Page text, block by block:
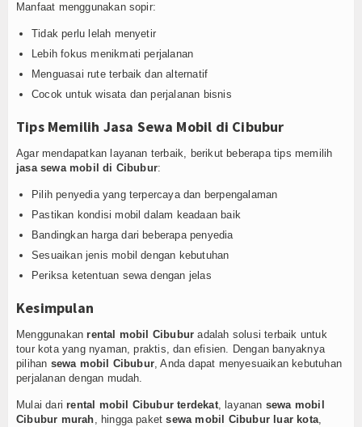
Manfaat menggunakan sopir:
Tidak perlu lelah menyetir
Lebih fokus menikmati perjalanan
Menguasai rute terbaik dan alternatif
Cocok untuk wisata dan perjalanan bisnis
Tips Memilih Jasa Sewa Mobil di Cibubur
Agar mendapatkan layanan terbaik, berikut beberapa tips memilih
jasa sewa mobil di Cibubur:
Pilih penyedia yang terpercaya dan berpengalaman
Pastikan kondisi mobil dalam keadaan baik
Bandingkan harga dari beberapa penyedia
Sesuaikan jenis mobil dengan kebutuhan
Periksa ketentuan sewa dengan jelas
Kesimpulan
Menggunakanrental mobil Cibubur adalah solusi terbaik untuk
tour kota yang nyaman, praktis, dan efisien. Dengan banyaknya
pilihan sewa mobil Cibubur, Anda dapat menyesuaikan kebutuhan
perjalanan dengan mudah.
Mulai darirental mobil Cibubur terdekat, layanan sewa mobil
Cibubur murah, hingga paketsewa mobil Cibubur luar kota,